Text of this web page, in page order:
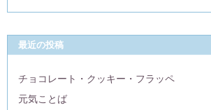
最近の投稿
チョコレート・クッキー・フラッペ
元気ことば